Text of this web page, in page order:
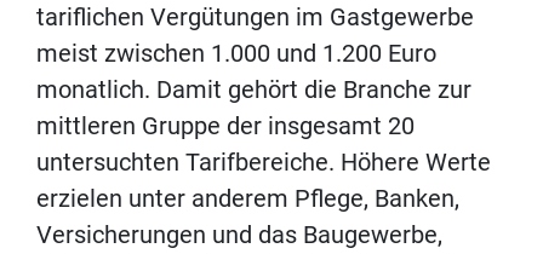
tariflichen Vergütungen im Gastgewerbe
meist zwischen 1.000 und 1.200 Euro
monatlich. Damit gehört die Branche zur
mittleren Gruppe der insgesamt 20
untersuchten Tarifbereiche. Höhere Werte
erzielen unter anderem Pflege, Banken,
Versicherungen und das Baugewerbe,